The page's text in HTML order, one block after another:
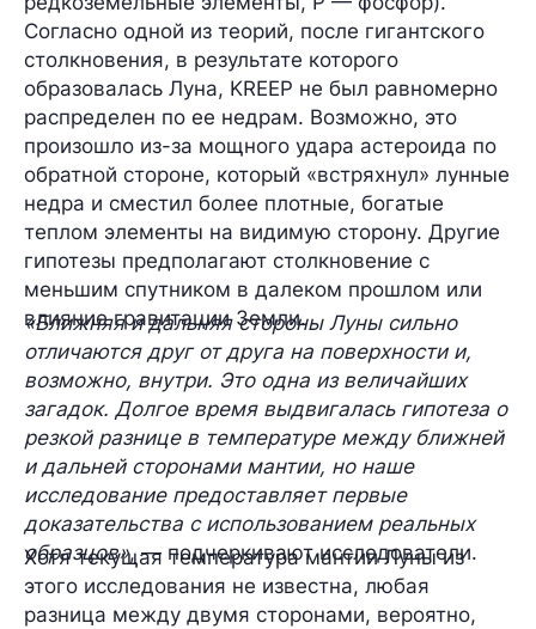
Согласно одной из теорий, после гигантского
столкновения, в результате которого
образовалась Луна, KREEP не был равномерно
распределен по ее недрам. Возможно, это
произошло из-за мощного удара астероида по
обратной стороне, который «встряхнул» лунные
недра и сместил более плотные, богатые
теплом элементы на видимую сторону. Другие
гипотезы предполагают столкновение с
меньшим спутником в далеком прошлом или
влияние гравитации Земли.
«Ближняя и дальняя стороны Луны сильно
отличаются друг от друга на поверхности и,
возможно, внутри. Это одна из величайших
загадок. Долгое время выдвигалась гипотеза о
резкой разнице в температуре между ближней
и дальней сторонами мантии, но наше
исследование предоставляет первые
доказательства с использованием реальных
образцов», — подчеркивают исследователи.
Хотя текущая температура мантии Луны из
этого исследования не известна, любая
разница между двумя сторонами, вероятно,